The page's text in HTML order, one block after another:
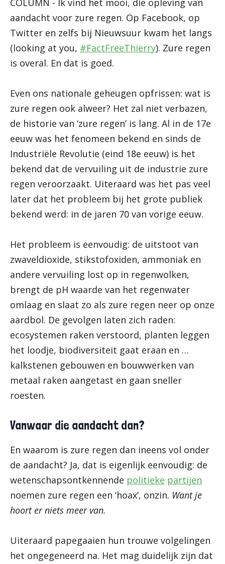
COLUMN - Ik vind het mooi, die opleving van
aandacht voor zure regen. Op Facebook, op
Twitter en zelfs bij Nieuwsuur kwam het langs
(looking at you, #FactFreeThierry). Zure regen
is overal. En dat is goed.
Even ons nationale geheugen opfrissen: wat is
zure regen ook alweer? Het zal niet verbazen,
de historie van ‘zure regen’ is lang. Al in de 17e
eeuw was het fenomeen bekend en sinds de
Industriële Revolutie (eind 18e eeuw) is het
bekend dat de vervuiling uit de industrie zure
regen veroorzaakt. Uiteraard was het pas veel
later dat het probleem bij het grote publiek
bekend werd: in de jaren 70 van vorige eeuw.
Het probleem is eenvoudig: de uitstoot van
zwaveldioxide, stikstofoxiden, ammoniak en
andere vervuiling lost op in regenwolken,
brengt de pH waarde van het regenwater
omlaag en slaat zo als zure regen neer op onze
aardbol. De gevolgen laten zich raden:
ecosystemen raken verstoord, planten leggen
het loodje, biodiversiteit gaat eraan en …
kalkstenen gebouwen en bouwwerken van
metaal raken aangetast en gaan sneller
roesten.
Vanwaar die aandacht dan?
En waarom is zure regen dan ineens vol onder
de aandacht? Ja, dat is eigenlijk eenvoudig: de
wetenschapsontkennende politieke partijen
noemen zure regen een ‘hoax’, onzin. Want je
hoort er niets meer van.
Uiteraard papegaaien hun trouwe volgelingen
het ongegeneerd na. Het mag duidelijk zijn dat